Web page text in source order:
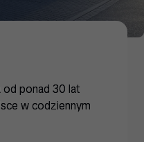
ponad 30 lat
w codziennym